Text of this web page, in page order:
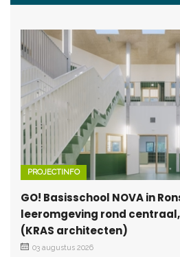
PROJECTINFO
GO! Basisschool NOVA in
leeromgeving rond
(KRAS architecten)
03 augustus 2026